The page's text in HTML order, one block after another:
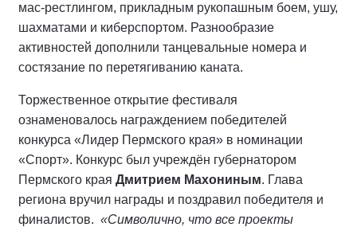
мас-рестлингом, прикладным рукопашным боем, ушу,
шахматами и киберспортом. Разнообразие
активностей дополнили танцевальные номера и
состязание по перетягиванию каната.
Торжественное открытие фестиваля
ознаменовалось награждением победителей
конкурса «Лидер Пермского края» в номинации
«Спорт». Конкурс был учреждён губернатором
Пермского края Дмитрием Махониным. Глава
региона вручил награды и поздравил победителя и
финалистов. «Символично, что все проекты